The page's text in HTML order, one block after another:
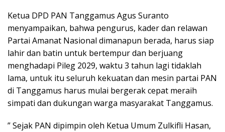
Ketua DPD PAN Tanggamus Agus Suranto
menyampaikan, bahwa pengurus, kader dan relawan
Partai Amanat Nasional dimanapun berada, harus siap
lahir dan batin untuk bertempur dan berjuang
menghadapi Pileg 2029, waktu 3 tahun lagi tidaklah
lama, untuk itu seluruh kekuatan dan mesin partai PAN
di Tanggamus harus mulai bergerak cepat meraih
simpati dan dukungan warga masyarakat Tanggamus.
” Sejak PAN dipimpin oleh Ketua Umum Zulkifli Hasan,